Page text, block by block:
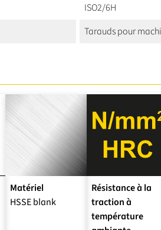
ISO2/6H
Tarauds pour
Matériel
HSSE blank
Résistance à la
traction à
température